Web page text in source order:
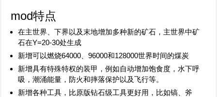
mod特点
在主世界、下界以及末地增加多种新的矿石，主世界中矿
石在Y=20-30处生成
新增可以燃烧64000、96000和128000世界时间的煤炭
新增具有特殊特权的装甲，例如自动增加饱食度，水下呼
吸，潮涌能量，防火和摔落保护以及飞行等。
新增各种工具，比原版钻石级工具更好用，比如镐、斧